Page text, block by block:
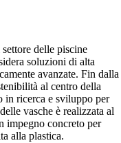
delle piscine
soluzioni di alta
avanzate. Fin dalla
al centro della
in ricerca e sviluppo per
vasche è realizzata al
impegno concreto per
alla plastica.